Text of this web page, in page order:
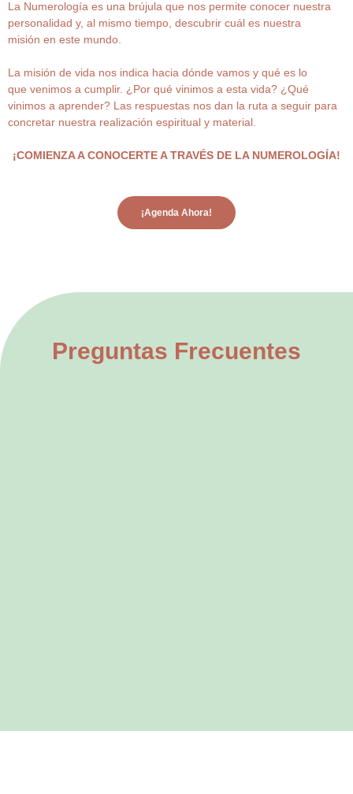
La Numerología es una brújula que nos permite conocer nuestra
personalidad y, al mismo tiempo, descubrir cuál es nuestra
misión en este mundo.
La misión de vida nos indica hacia dónde vamos y qué es lo
que venimos a cumplir. ¿Por qué vinimos a esta vida? ¿Qué
vinimos a aprender? Las respuestas nos dan la ruta a seguir para
concretar nuestra realización espiritual y material.
¡COMIENZA A CONOCERTE A TRAVÉS DE LA NUMEROLOGÍA!
¡Agenda Ahora!
Preguntas Frecuentes